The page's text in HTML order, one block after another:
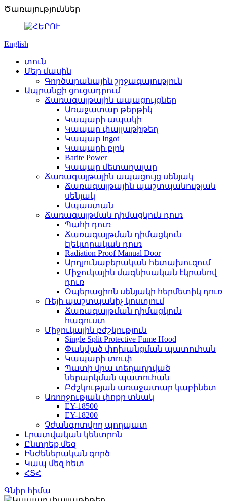
Ծառայություններ
English
տուն
Մեր մասին
Գործարանային շրջագայություն
Ապրանքի ցուցադրում
Ճառագայթային ապացույցներ
Առաջատար թերթիկ
Կապարի ապակի
Կապար փայլաթիթեղ
Կապար Ingot
Կապարի բլոկ
Barite Power
Կապար մետաղալար
Ճառագայթային ապացույց սենյակ
Ճառագայթային պաշտպանության
սենյակ
Ապաստան
Ճառագայթման դիմացկուն դուռ
Պահի դուռ
Ճառագայթման դիմացկուն
էլեկտրական դուռ
Radiation Proof Manual Door
Արդյունաբերական հետախուզում
Միջուկային մագնիսական էկրանով
դուռ
Օպերացիոն սենյակի հերմետիկ դուռ
Ռեյի պաշտպանիչ կոստյում
Ճառագայթման դիմացկուն
հագուստ
Միջուկային բժշկություն
Single Split Protective Fume Hood
Փակված փոխանցման պատուհան
Կապարի տուփ
Պատի վրա տեղադրված
ներարկման պատուհան
Բժշկության առաջատար կաբինետ
Առողջության փոքր տնակ
EY-18500
EY-18200
Չժանգոտվող պողպատ
Լրատվական կենտրոն
Ընտրեք մեզ
Ինժեներական գործ
Կապ մեզ հետ
ՀՏՀ
Գնիր հիմա